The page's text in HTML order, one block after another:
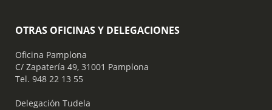
OTRAS OFICINAS Y DELEGACIONES
Oficina Pamplona
C/ Zapatería 49, 31001 Pamplona
Tel. 948 22 13 55
​ Delegación Tudela